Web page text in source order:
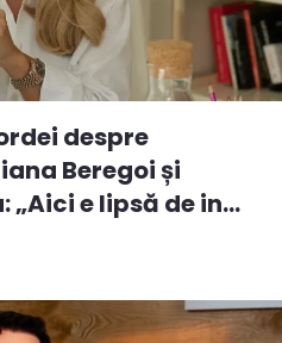
despre
Beregoi și
e lipsă de in...